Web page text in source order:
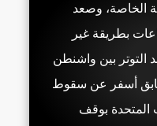
الخاصة، وصعد
السفينة لمدة 8 ساعات بطريقة غير
التوتر بين واشنطن
أسفر عن سقوط
المتحدة بوقف